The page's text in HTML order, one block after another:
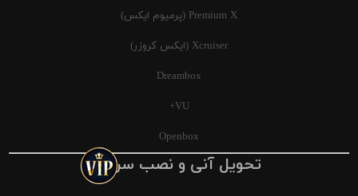
Premium X (پرمیوم ایکس)
Xcruiser (ایکس کروزر)
Dreambox
VU+
Openbox
تحویل آنی و نصب سریع